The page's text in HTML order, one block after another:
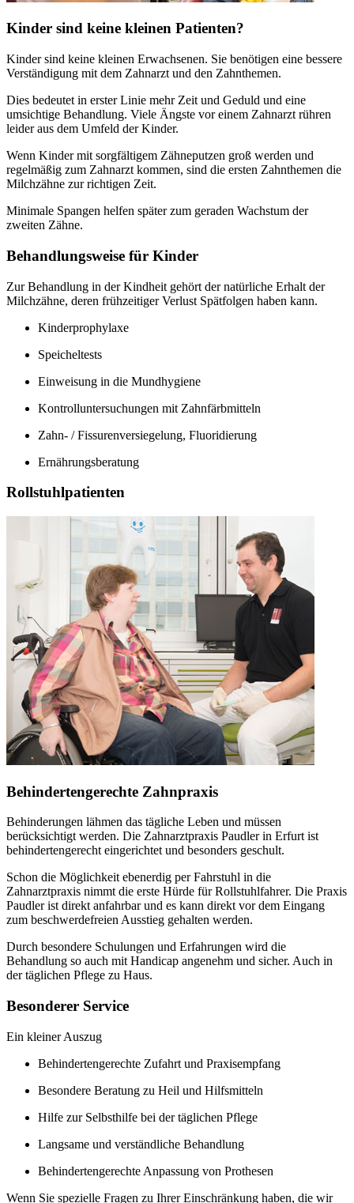
Kinder sind keine kleinen Patienten?
Kinder sind keine kleinen Erwachsenen. Sie benötigen eine bessere
Verständigung mit dem Zahnarzt und den Zahnthemen.
Dies bedeutet in erster Linie mehr Zeit und Geduld und eine
umsichtige Behandlung. Viele Ängste vor einem Zahnarzt rühren
leider aus dem Umfeld der Kinder.
Wenn Kinder mit sorgfältigem Zähneputzen groß werden und
regelmäßig zum Zahnarzt kommen, sind die ersten Zahnthemen die
Milchzähne zur richtigen Zeit.
Minimale Spangen helfen später zum geraden Wachstum der
zweiten Zähne.
Behandlungsweise für Kinder
Zur Behandlung in der Kindheit gehört der natürliche Erhalt der
Milchzähne, deren frühzeitiger Verlust Spätfolgen haben kann.
Kinderprophylaxe
Speicheltests
Einweisung in die Mundhygiene
Kontrolluntersuchungen mit Zahnfärbmitteln
Zahn- / Fissurenversiegelung, Fluoridierung
Ernährungsberatung
Rollstuhlpatienten
Behindertengerechte Zahnpraxis
Behinderungen lähmen das tägliche Leben und müssen
berücksichtigt werden. Die Zahnarztpraxis Paudler in Erfurt ist
behindertengerecht eingerichtet und besonders geschult.
Schon die Möglichkeit ebenerdig per Fahrstuhl in die
Zahnarztpraxis nimmt die erste Hürde für Rollstuhlfahrer. Die Praxis
Paudler ist direkt anfahrbar und es kann direkt vor dem Eingang
zum beschwerdefreien Ausstieg gehalten werden.
Durch besondere Schulungen und Erfahrungen wird die
Behandlung so auch mit Handicap angenehm und sicher. Auch in
der täglichen Pflege zu Haus.
Besonderer Service
Ein kleiner Auszug
Behindertengerechte Zufahrt und Praxisempfang
Besondere Beratung zu Heil und Hilfsmitteln
Hilfe zur Selbsthilfe bei der täglichen Pflege
Langsame und verständliche Behandlung
Behindertengerechte Anpassung von Prothesen
Wenn Sie spezielle Fragen zu Ihrer Einschränkung haben, die wir